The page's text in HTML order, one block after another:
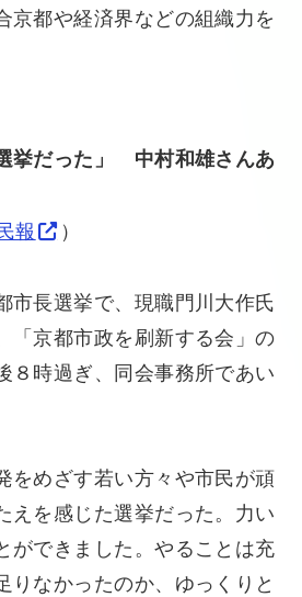
京都や経済界などの組織力を
挙だった」 中村和雄さんあ
報 ）
長選挙で、現職門川大作氏
「京都市政を刷新する会」の
８時過ぎ、同会事務所であい
をめざす若い方々や市民が頑
えを感じた選挙だった。力い
ができました。やることは充
りなかったのか、ゆっくりと